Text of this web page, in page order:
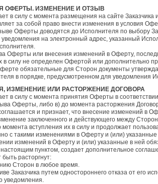
ОФЕРТЫ. ИЗМЕНЕНИЕ И ОТЗЫВ
в силу с момента размещения на сайте Заказчика
за собой право внести изменения в условия
Оферты доводятся до Исполнителя по выбору
уведомления на электронный адрес, указанный
Оферты или внесения изменений в Оферту,
в силу не определен Офертой или дополнительно
обязательные для Сторон документы
в порядке, предусмотренном для уведомления
ИЗМЕНЕНИЕ ИЛИ РАСТОРЖЕНИЕ ДОГОВОРА
в силу с момента принятия Оферты в
Оферты, либо в) до момента расторжения
и признает, что внесение изменений в
заключенного и действующего между
момента вступления их в силу и продолжает
с такими изменениями в Оферту и (или)
изменений в Оферту и (или) указанные в ней
пунктом, создает дополнительное
расторгнут:
Сторон в любое время.
Заказчика путем одностороннего отказа от его
уведомления.